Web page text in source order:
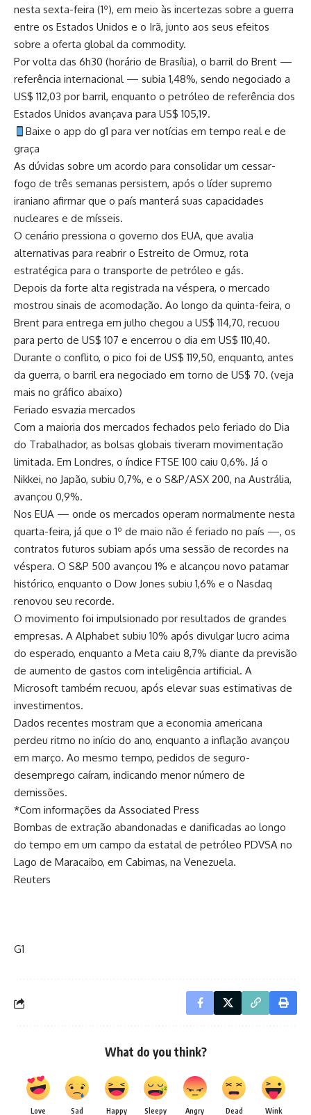
nesta sexta-feira (1º), em meio às incertezas sobre a guerra
entre os Estados Unidos e o Irã, junto aos seus efeitos
sobre a oferta global da commodity.
Por volta das 6h30 (horário de Brasília), o barril do Brent —
referência internacional — subia 1,48%, sendo negociado a
US$ 112,03 por barril, enquanto o petróleo de referência dos
Estados Unidos avançava para US$ 105,19.
Baixe o app do g1 para ver notícias em tempo real e de
graça
As dúvidas sobre um acordo para consolidar um cessar-
fogo de três semanas persistem, após o líder supremo
iraniano afirmar que o país manterá suas capacidades
nucleares e de mísseis.
O cenário pressiona o governo dos EUA, que avalia
alternativas para reabrir o Estreito de Ormuz, rota
estratégica para o transporte de petróleo e gás.
Depois da forte alta registrada na véspera, o mercado
mostrou sinais de acomodação. Ao longo da quinta-feira, o
Brent para entrega em julho chegou a US$ 114,70, recuou
para perto de US$ 107 e encerrou o dia em US$ 110,40.
Durante o conflito, o pico foi de US$ 119,50, enquanto, antes
da guerra, o barril era negociado em torno de US$ 70. (veja
mais no gráfico abaixo)
Feriado esvazia mercados
Com a maioria dos mercados fechados pelo feriado do Dia
do Trabalhador, as bolsas globais tiveram movimentação
limitada. Em Londres, o índice FTSE 100 caiu 0,6%. Já o
Nikkei, no Japão, subiu 0,7%, e o S&P/ASX 200, na Austrália,
avançou 0,9%.
Nos EUA — onde os mercados operam normalmente nesta
quarta-feira, já que o 1º de maio não é feriado no país —, os
contratos futuros subiam após uma sessão de recordes na
véspera. O S&P 500 avançou 1% e alcançou novo patamar
histórico, enquanto o Dow Jones subiu 1,6% e o Nasdaq
renovou seu recorde.
O movimento foi impulsionado por resultados de grandes
empresas. A Alphabet subiu 10% após divulgar lucro acima
do esperado, enquanto a Meta caiu 8,7% diante da previsão
de aumento de gastos com inteligência artificial. A
Microsoft também recuou, após elevar suas estimativas de
investimentos.
Dados recentes mostram que a economia americana
perdeu ritmo no início do ano, enquanto a inflação avançou
em março. Ao mesmo tempo, pedidos de seguro-
desemprego caíram, indicando menor número de
demissões.
*Com informações da Associated Press
Bombas de extração abandonadas e danificadas ao longo
do tempo em um campo da estatal de petróleo PDVSA no
Lago de Maracaibo, em Cabimas, na Venezuela.
Reuters
G1
What do you think?
Love Sad Happy Sleepy Angry Dead Wink